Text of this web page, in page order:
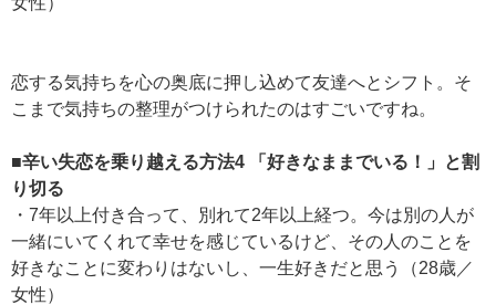
恋する気持ちを心の奥底に押し込めて友達へとシフト。そ
こまで気持ちの整理がつけられたのはすごいですね。
■辛い失恋を乗り越える方法4
「好きなままでいる！」と割
り切る
・7年以上付き合って、別れて2年以上経つ。今は別の人が
一緒にいてくれて幸せを感じているけど、その人のことを
好きなことに変わりはないし、一生好きだと思う（28歳／
女性）